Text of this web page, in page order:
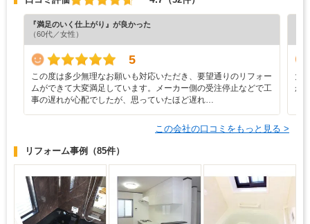
『満足のいく仕上がり』が良かった
（60代／女性）
5
この度は多少無理なお願いも対応いただき、要望通りのリフォー
ムができて大変満足しています。メーカー側の受注停止などで工
事の遅れが心配でしたが、思っていたほど遅れ…
大
か
この会社の口コミをもっと見る >
リフォーム事例 （85件）